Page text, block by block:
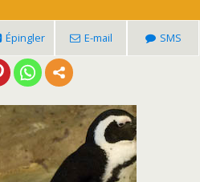
Épingler E-mail SMS